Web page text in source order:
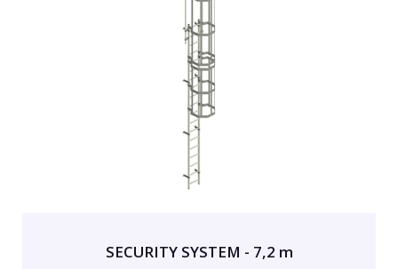
SECURITY SYSTEM - 7,2 m